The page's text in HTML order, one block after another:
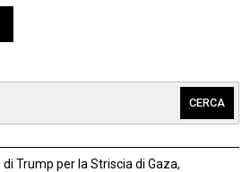
CERCA
Trump per la Striscia di Gaza,